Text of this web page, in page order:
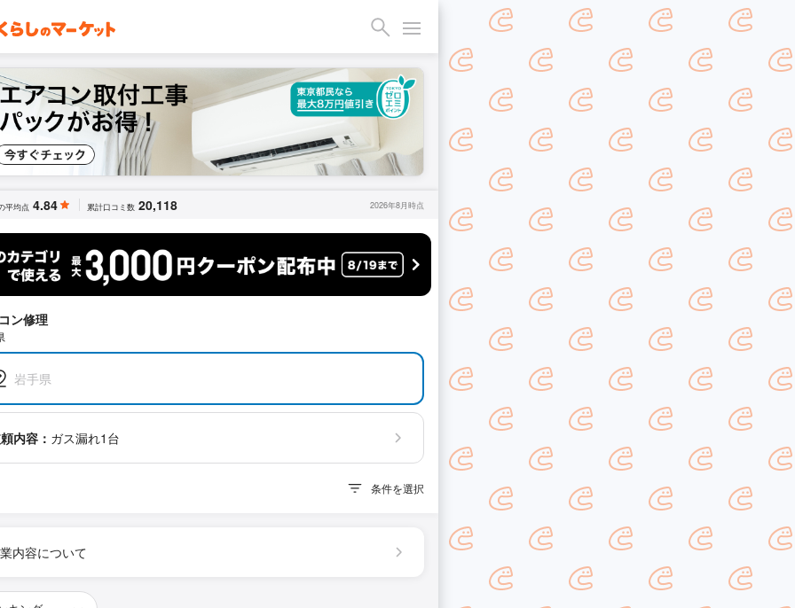
平均点 4.84 累計口コミ数 20,118 2026年8月時点
ン修理
岩手県
内容： ガス漏れ1台
条件を選択
内容について